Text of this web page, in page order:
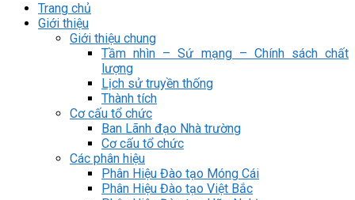
Trang chủ
Giới thiệu
Giới thiệu chung
Tầm nhìn – Sứ mạng – Chính sách chất
lượng
Lịch sử truyền thống
Thành tích
Cơ cấu tổ chức
Ban Lãnh đạo Nhà trường
Cơ cấu tổ chức
Các phân hiệu
Phân Hiệu Đào tạo Móng Cái
Phân Hiệu Đào tạo Việt Bắc